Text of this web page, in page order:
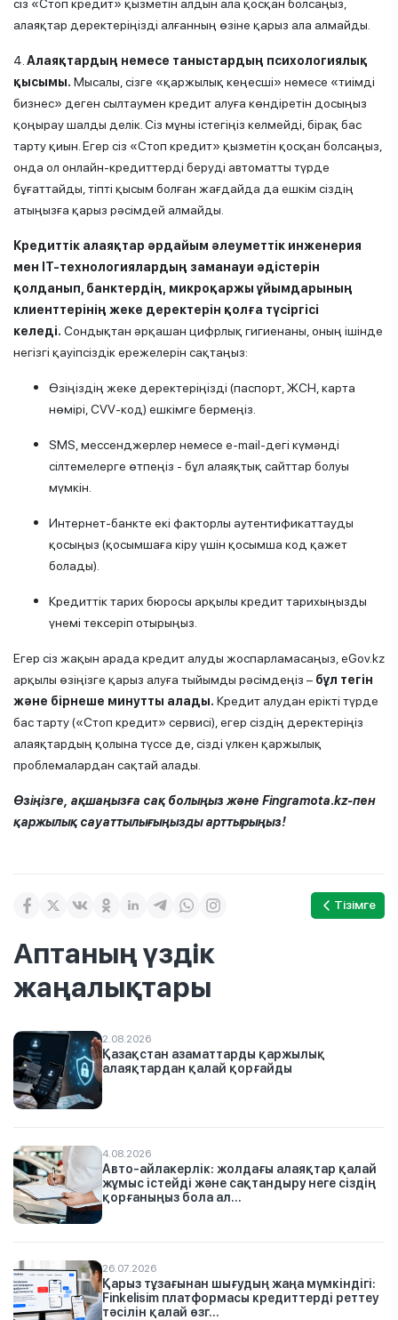
сіз «Стоп кредит» қызметін алдын ала қосқан болсаңыз,
алаяқтар деректеріңізді алғанның өзіне қарыз ала алмайды.
4. Алаяқтардың немесе таныстардың психологиялық
қысымы. Мысалы, сізге «қаржылық кеңесші» немесе «тиімді
бизнес» деген сылтаумен кредит алуға көндіретін досыңыз
қоңырау шалды делік. Сіз мұны істегіңіз келмейді, бірақ бас
тарту қиын. Егер сіз «Стоп кредит» қызметін қосқан болсаңыз,
онда ол онлайн-кредиттерді беруді автоматты түрде
бұғаттайды, тіпті қысым болған жағдайда да ешкім сіздің
атыңызға қарыз рәсімдей алмайды.
Кредиттік алаяқтар әрдайым әлеуметтік инженерия
мен IT-технологиялардың заманауи әдістерін
қолданып, банктердің, микроқаржыұйымдарының
клиенттерінің жеке деректерін қолға түсіргісі
келеді. Сондықтан әрқашан цифрлық гигиенаны, оның ішінде
негізгі қауіпсіздік ережелерін сақтаңыз:
Өзіңіздің жеке деректеріңізді (паспорт, ЖСН, карта
нөмірі, CVV-код) ешкімге бермеңіз.
SMS, мессенджерлер немесе e-mail-дегі күмәнді
сілтемелерге өтпеңіз - бұл алаяқтық сайттар болуы
мүмкін.
Интернет-банкте екі факторлы аутентификаттауды
қосыңыз (қосымшаға кіру үшін қосымша код қажет
болады).
Кредиттік тарих бюросы арқылы кредит тарихыңызды
үнемі тексеріп отырыңыз.
Егер сіз жақын арада кредит алуды жоспарламасаңыз, eGov.kz
арқылы өзіңізге қарыз алуға тыйымды рәсімдеңіз – бұл тегін
және бірнеше минутты алады. Кредит алудан ерікті түрде
бас тарту («Стоп кредит» сервисі), егер сіздің деректеріңіз
алаяқтардың қолына түссе де, сізді үлкен қаржылық
проблемалардан сақтай алады.
Өзіңізге, ақшаңызға сақ болыңыз және Fingramota.kz-пен
қаржылық сауаттылығыңызды арттырыңыз!
Тізімге
Аптаның үздік
жаңалықтары
2.08.2026
Қазақстан азаматтарды қаржылық
алаяқтардан қалай қорғайды
4.08.2026
Авто-айлакерлік: жолдағы алаяқтар қалай
жұмыс істейді және сақтандыру неге сіздің
қорғаныңыз бола ал...
26.07.2026
Қарыз тұзағынан шығудың жаңа мүмкіндігі:
Finkelisim платформасы кредиттерді реттеу
тәсілін қалай өзг...